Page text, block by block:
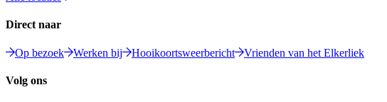
Direct naar
Op bezoek Werken bij Hooikoortsweerbericht Vrienden van het Elkerliek
Volg ons